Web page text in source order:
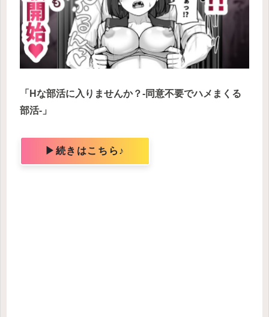
「Hな部活に入りませんか？-同意不要でハメまくる
部活-」
▶続きはこちら♪